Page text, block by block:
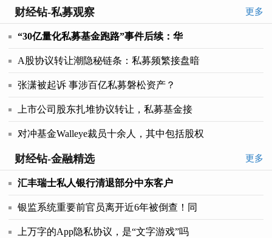
财经钻-私募观察 更多
“30亿量化私募基金跑路”事件后续：华
A股协议转让潮隐秘链条：私募频繁接盘暗
张潇被起诉 事涉百亿私募磐松资产？
上市公司股东扎堆协议转让，私募基金接
对冲基金Walleye裁员十余人，其中包括股权
财经钻-金融精选 更多
汇丰瑞士私人银行清退部分中东客户
银监系统重要前官员离开近6年被倒查！同
上万字的App隐私协议，是“文字游戏”吗